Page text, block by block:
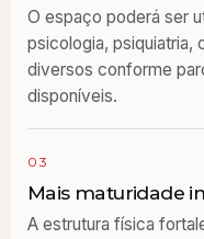
O espaço poderá ser
psicologia, psiquiatria,
diversos conforme
disponíveis.
03
Mais maturidade
A estrutura física